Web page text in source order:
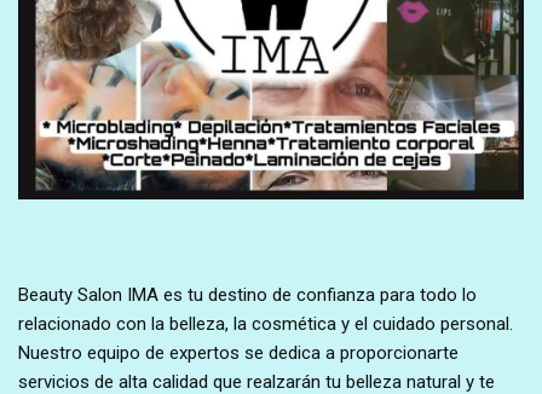
Beauty Salon IMA es tu destino de confianza para todo lo
relacionado con la belleza, la cosmética y el cuidado personal.
Nuestro equipo de expertos se dedica a proporcionarte
servicios de alta calidad que realzarán tu belleza natural y te